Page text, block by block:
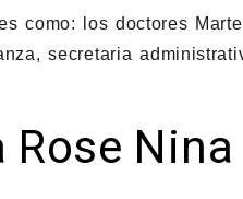
como: los doctores
secretaria
Nina